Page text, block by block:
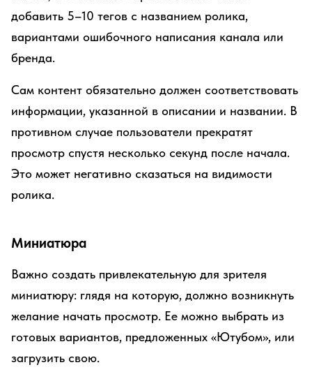
добавить 5–10 тегов с названием ролика,
вариантами ошибочного написания канала или
бренда.
Сам контент обязательно должен соответствовать
информации, указанной в описании и названии. В
противном случае пользователи прекратят
просмотр спустя несколько секунд после начала.
Это может негативно сказаться на видимости
ролика.
Миниатюра
Важно создать привлекательную для зрителя
миниатюру: глядя на которую, должно возникнуть
желание начать просмотр. Ее можно выбрать из
готовых вариантов, предложенных «Ютубом», или
загрузить свою.